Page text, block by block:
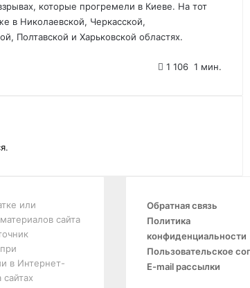
которые прогремели в Киеве. На тот
в Николаевской, Черкасской,
Полтавской и Харьковской областях.
1 106 1 мин.
.
или
сайта
в Интернет-
сайтах
Обратная связь
Политика
конфиденциальности
Пользовательское
E-mail рассылки